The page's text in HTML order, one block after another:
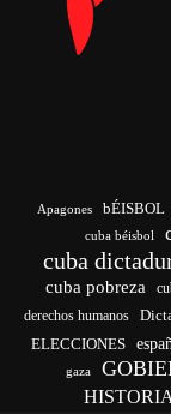
Apagones bÉISBOL
cuba béisbol
cuba
cuba pobreza
derechos humanos
ELECCIONES
gaza